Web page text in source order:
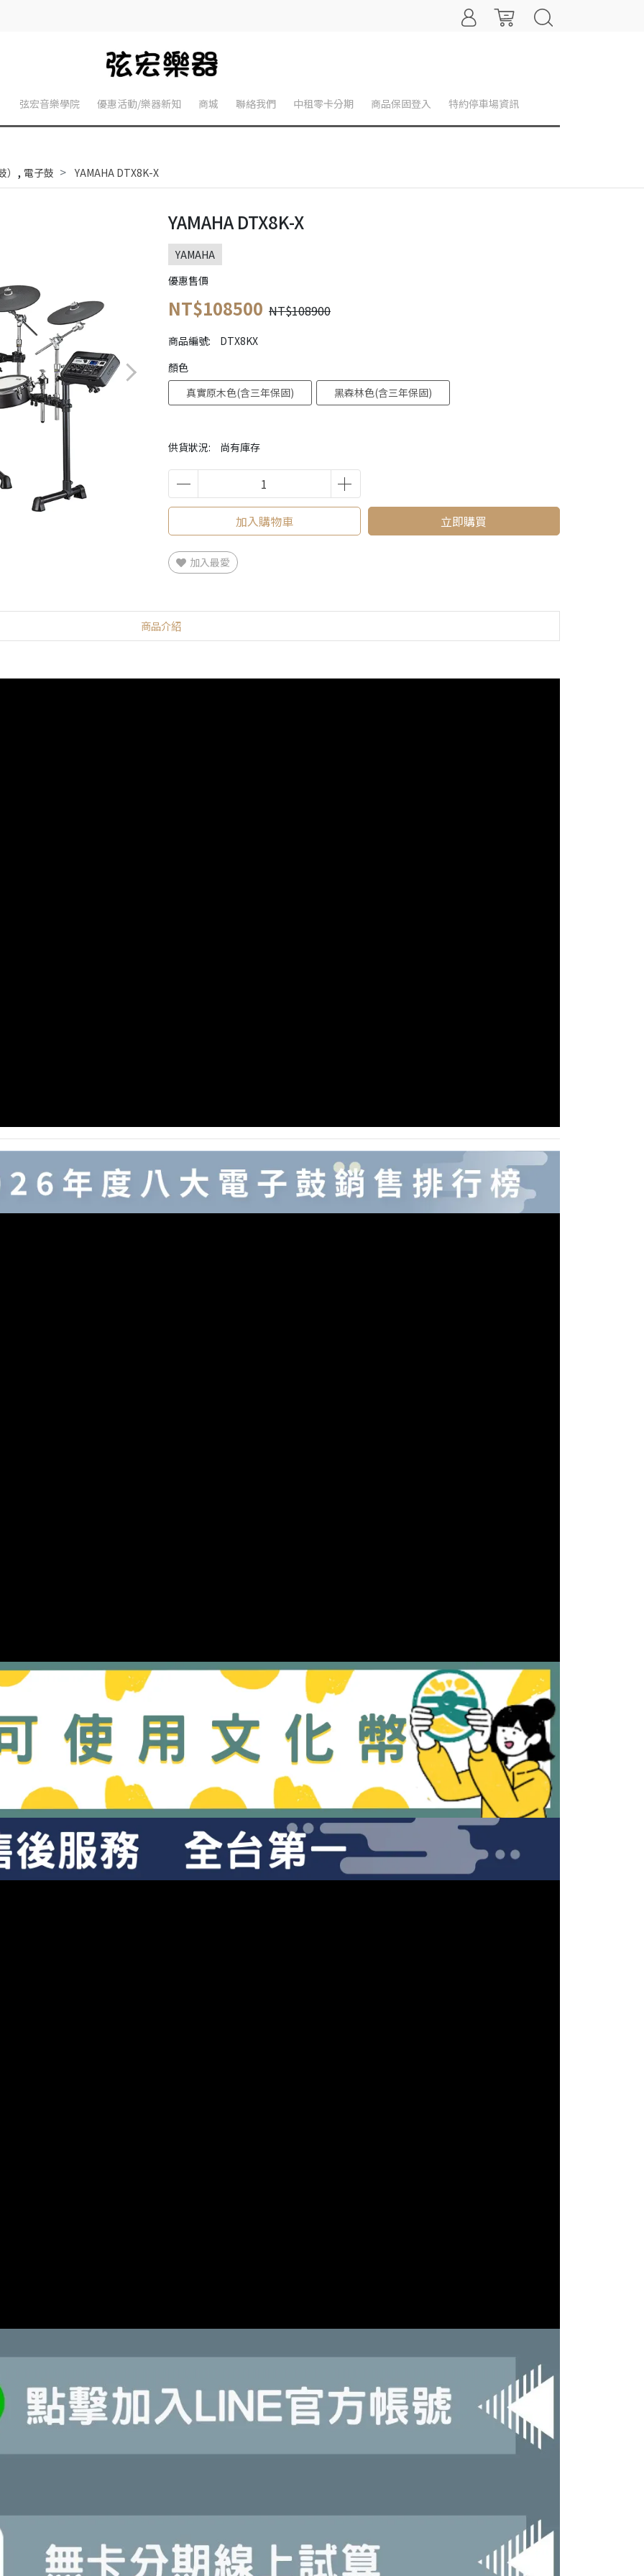
弦宏音樂學院 優惠活動/樂器新知 商城 聯絡我們 中租零卡分期 商品保固登入 特約停車場資訊
, 電子鼓 YAMAHA DTX8K-X
YAMAHA DTX8K-X
YAMAHA
優惠售價
NT$108500 NT$108900
商品編號: DTX8KX
供貨狀況: 尚有庫存
顏色
真實原木色(含三年保固)
黑森林色(含三年保固)
加入購物車 立即購買
加入最愛
商品介紹